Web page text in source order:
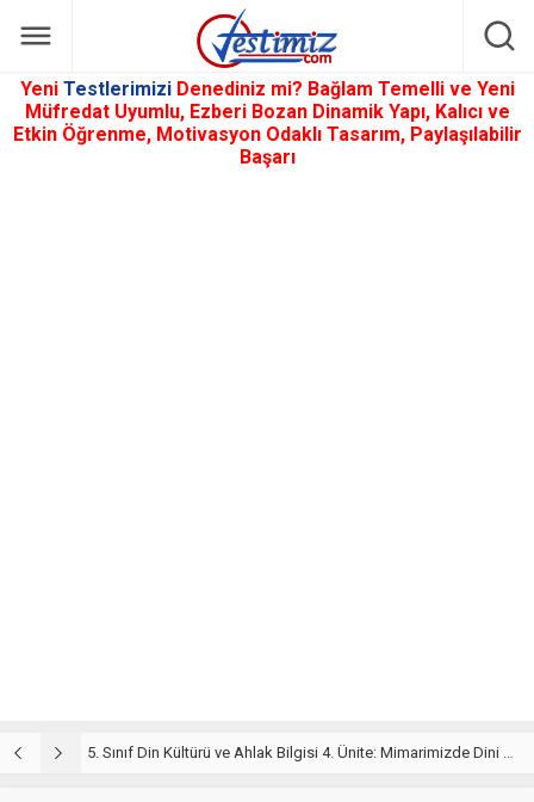
Yeni Testlerimizi Denediniz mi? Bağlam Temelli ve Yeni
Müfredat Uyumlu, Ezberi Bozan Dinamik Yapı, Kalıcı ve
Etkin Öğrenme, Motivasyon Odaklı Tasarım, Paylaşılabilir
Başarı
5. Sınıf Mimarimizde Dini Motifler Ünite Testi – Online Çöz